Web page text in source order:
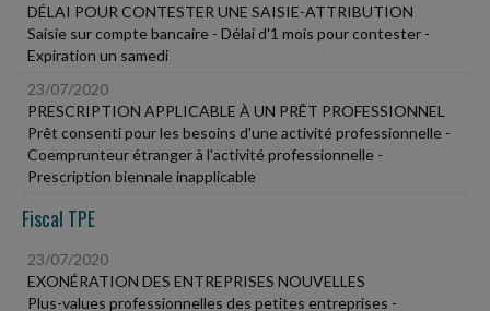
DÉLAI POUR CONTESTER UNE SAISIE-ATTRIBUTION
Saisie sur compte bancaire - Délai d'1 mois pour contester -
Expiration un samedi
23/07/2020
PRESCRIPTION APPLICABLE À UN PRÊT PROFESSIONNEL
Prêt consenti pour les besoins d'une activité professionnelle -
Coemprunteur étranger à l'activité professionnelle -
Prescription biennale inapplicable
Fiscal TPE
23/07/2020
EXONÉRATION DES ENTREPRISES NOUVELLES
Plus-values professionnelles des petites entreprises -